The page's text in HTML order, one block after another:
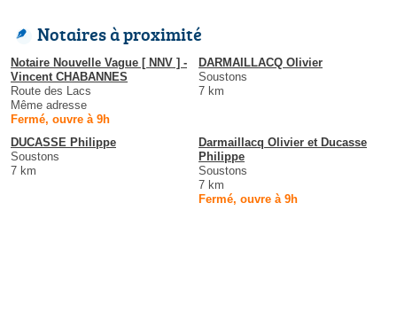
Notaires à proximité
Notaire Nouvelle Vague [ NNV ] -
Vincent CHABANNES
Route des Lacs
Même adresse
Fermé, ouvre à 9h
DARMAILLACQ Olivier
Soustons
7 km
DUCASSE Philippe
Soustons
7 km
Darmaillacq Olivier et Ducasse
Philippe
Soustons
7 km
Fermé, ouvre à 9h